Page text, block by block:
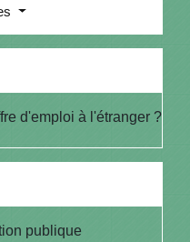
d'emploi à l'étranger ?
publique